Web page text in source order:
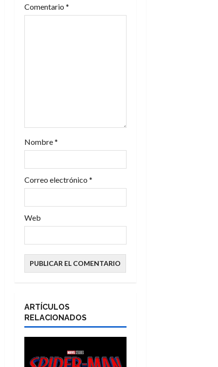
d
a
d
a
Comentario *
Nombre*
Correo electrónico *
Web
ARTÍCULOS
RELACIONADOS